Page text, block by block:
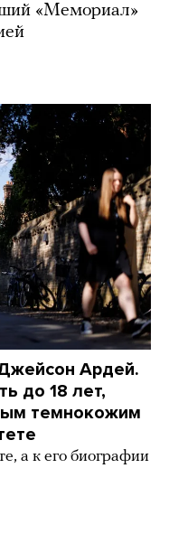
«Мемориал»
Ардей.
до 18 лет,
темнокожим
а к его биографии